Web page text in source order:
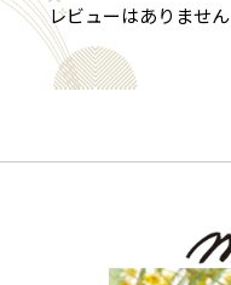
レビューはありません